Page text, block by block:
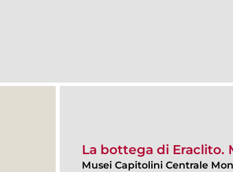
La bottega di Eraclito.
Musei Capitolini Centrale